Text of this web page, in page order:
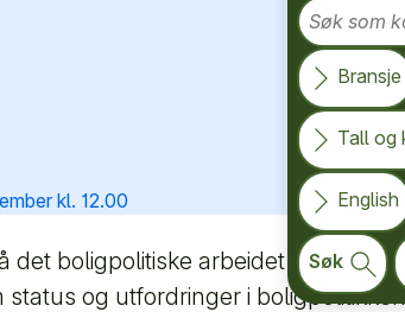
Bransje
Tall og
English
Søk
kl. 12.00
det boligpolitiske arbeidet være
og utfordringer i